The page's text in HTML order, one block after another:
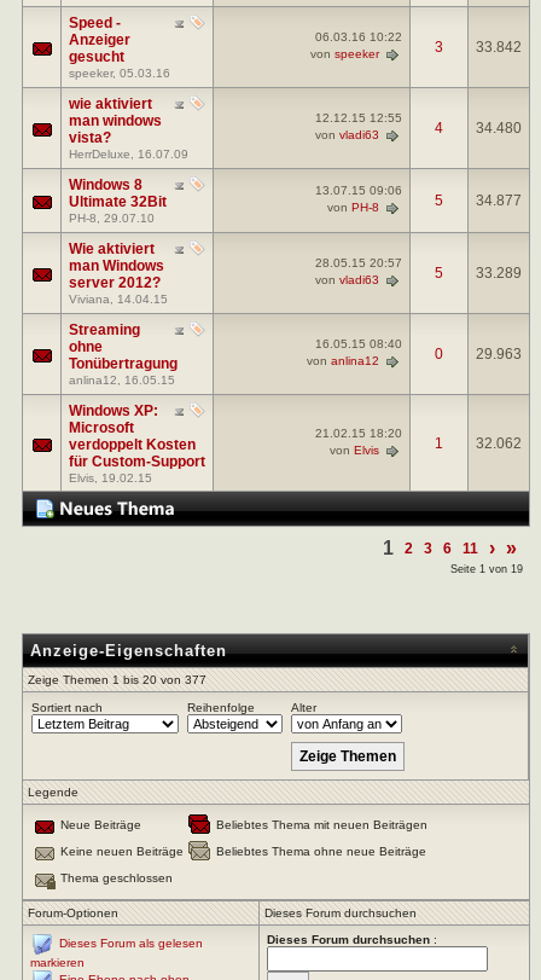
Speed -
Anzeiger
gesucht
speeker, 05.03.16
06.03.16 10:22
von speeker 3 33.842
wie aktiviert
man windows
vista?
HerrDeluxe , 16.07.09
12.12.15 12:55
von vladi63 4 34.480
Windows 8
Ultimate 32Bit
PH-8 , 29.07.10
13.07.15 09:06
von PH-8 5 34.877
Wie aktiviert
man Windows
server 2012?
Viviana , 14.04.15
28.05.15 20:57
von vladi63 5 33.289
Streaming
ohne
Tonübertragung
anlina12 , 16.05.15
16.05.15 08:40
von anlina12 0 29.963
Windows XP:
Microsoft
verdoppelt Kosten
für Custom-Support
Elvis , 19.02.15
21.02.15 18:20
von Elvis 1 32.062
1 2 3 6 11 › »
Seite 1 von 19
Anzeige-Eigenschaften
Zeige Themen 1 bis 20 von 377
Sortiert nach Reihenfolge Alter
Legende
Neue Beiträge
Beliebtes Thema mit neuen Beiträgen
Keine neuen Beiträge
Beliebtes Thema ohne neue Beiträge
Thema geschlossen
Forum-Optionen Dieses Forum durchsuchen
Dieses Forum als gelesen
markieren
Dieses Forum durchsuchen :